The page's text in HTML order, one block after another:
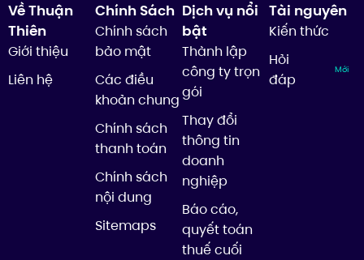
Về Thuận
Thiên
Giới thiệu
Liên hệ
Chính Sách
Chính sách
bảo mật
Các điều
khoản chung
Chính sách
thanh toán
Chính sách
nội dung
Sitemaps
Dịch vụ nổi
bật
Thành lập
công ty trọn
gói
Thay đổi
thông tin
doanh
nghiệp
Báo cáo,
quyết toán
thuế cuối
Tài nguyên
Kiến thức
Hỏi
đáp
Mới